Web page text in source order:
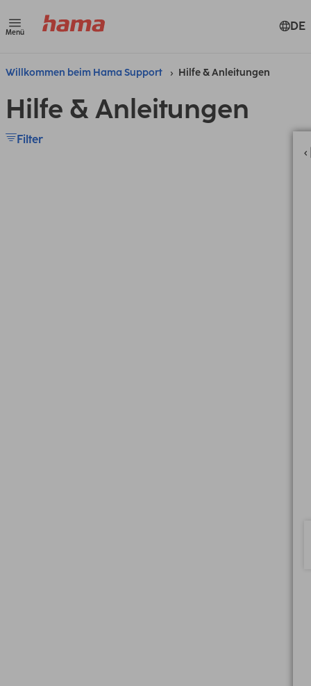
Menü DE
Willkommen beim Hama Support Hilfe & Anleitungen
Hilfe & Anleitungen
Filter